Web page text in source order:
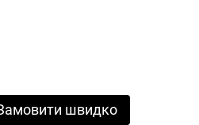
швидко